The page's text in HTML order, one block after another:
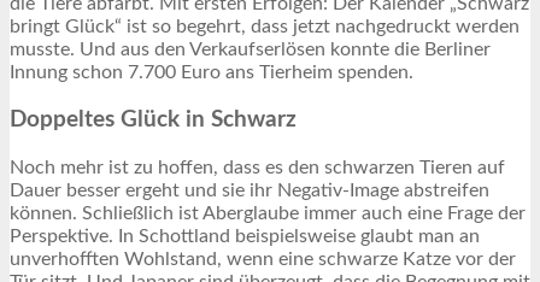
bringt Glück“ ist so begehrt, dass jetzt nachgedruckt werden
musste. Und aus den Verkaufserlösen konnte die Berliner
Innung schon 7.700 Euro ans Tierheim spenden.
Doppeltes Glück in Schwarz
Noch mehr ist zu hoffen, dass es den schwarzen Tieren auf
Dauer besser ergeht und sie ihr Negativ-Image abstreifen
können. Schließlich ist Aberglaube immer auch eine Frage der
Perspektive. In Schottland beispielsweise glaubt man an
unverhofften Wohlstand, wenn eine schwarze Katze vor der